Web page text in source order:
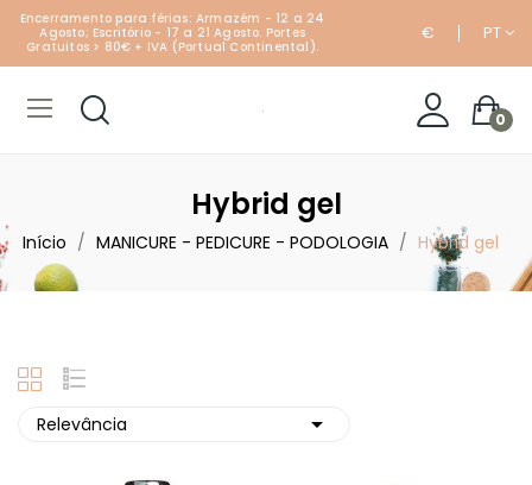
Encerramento para férias: Armazém - 12 a 24
Agosto; Escritório - 17 a 21 Agosto. Portes
Gratuitos > 80€ + IVA (Portual Continental).
€ PT
0
Hybrid gel
Início MANICURE - PEDICURE - PODOLOGIA Hybrid gel
Relevância 